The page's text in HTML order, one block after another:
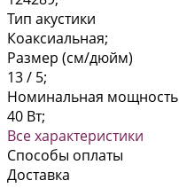
Тип акустики
Коаксиальная;
Размер (см/дюйм)
13 / 5;
Номинальная мощность
40 Вт;
Все характеристики
Способы оплаты
Доставка